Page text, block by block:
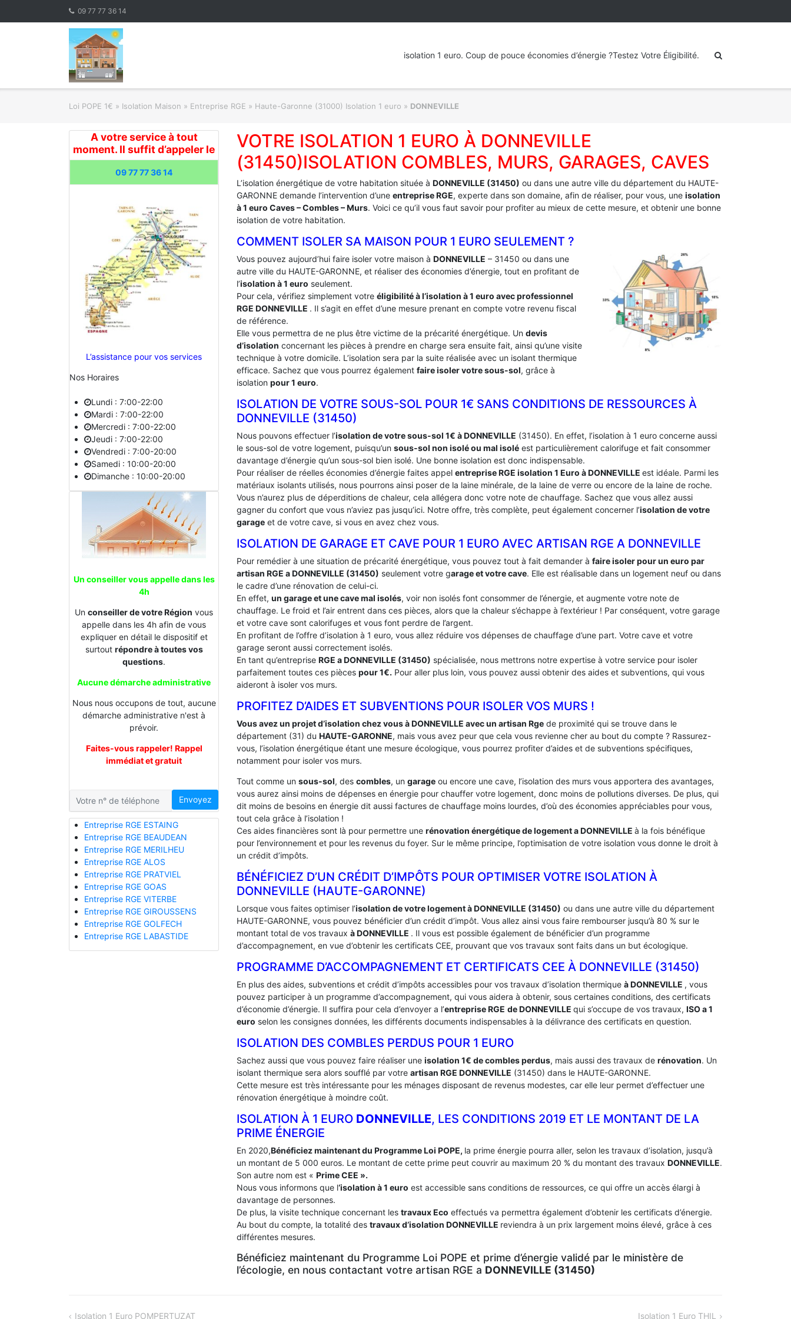
09 77 77 36 14
isolation 1 euro. Coup de pouce économies d’énergie ?Testez Votre Éligibilité.
Loi POPE 1€ » Isolation Maison » Entreprise RGE » Haute-Garonne (31000) Isolation 1 euro » DONNEVILLE
A votre service à tout
moment. Il suffit d’appeler le
09 77 77 36 14
L’assistance pour vos services
Nos Horaires
Lundi : 7:00-22:00
Mardi : 7:00-22:00
Mercredi : 7:00-22:00
Jeudi : 7:00-22:00
Vendredi : 7:00-20:00
Samedi : 10:00-20:00
Dimanche : 10:00-20:00
Un conseiller vous appelle dans les
4h
Un conseiller de votre Région vous
appelle dans les 4h afin de vous
expliquer en détail le dispositif et
surtout répondre à toutes vos
questions.
Aucune démarche administrative
Nous nous occupons de tout, aucune
démarche administrative n'est à
prévoir.
Faites-vous rappeler! Rappel
immédiat et gratuit
Envoyez
Entreprise RGE ESTAING
Entreprise RGE BEAUDEAN
Entreprise RGE MERILHEU
Entreprise RGE ALOS
Entreprise RGE PRATVIEL
Entreprise RGE GOAS
Entreprise RGE VITERBE
Entreprise RGE GIROUSSENS
Entreprise RGE GOLFECH
Entreprise RGE LABASTIDE
VOTRE ISOLATION 1 EURO À DONNEVILLE
(31450)ISOLATION COMBLES, MURS, GARAGES, CAVES
L’isolation énergétique de votre habitation située à DONNEVILLE (31450) ou dans une autre ville du département du HAUTE-
GARONNE demande l’intervention d’une entreprise RGE, experte dans son domaine, afin de réaliser, pour vous, une isolation
à 1 euro Caves – Combles – Murs. Voici ce qu’il vous faut savoir pour profiter au mieux de cette mesure, et obtenir une bonne
isolation de votre habitation.
COMMENT ISOLER SA MAISON POUR 1 EURO SEULEMENT ?
Vous pouvez aujourd’hui faire isoler votre maison à DONNEVILLE – 31450 ou dans une
autre ville du HAUTE-GARONNE, et réaliser des économies d’énergie, tout en profitant de
l’isolation à 1 euro seulement.
Pour cela, vérifiez simplement votre éligibilité à l’isolation à 1 euro avec professionnel
RGE DONNEVILLE . Il s’agit en effet d’une mesure prenant en compte votre revenu fiscal
de référence.
Elle vous permettra de ne plus être victime de la précarité énergétique. Un devis
d’isolation concernant les pièces à prendre en charge sera ensuite fait, ainsi qu’une visite
technique à votre domicile. L’isolation sera par la suite réalisée avec un isolant thermique
efficace. Sachez que vous pourrez également faire isoler votre sous-sol, grâce à
isolation pour 1 euro.
ISOLATION DE VOTRE SOUS-SOL POUR 1€ SANS CONDITIONS DE RESSOURCES À
‎DONNEVILLE (31450)
Nous pouvons effectuer l’isolation de votre sous-sol 1€ à DONNEVILLE (31450). En effet, l’isolation à 1 euro concerne aussi
le sous-sol de votre logement, puisqu’un sous-sol non isolé ou mal isolé est particulièrement calorifuge et fait consommer
davantage d’énergie qu’un sous-sol bien isolé. Une bonne isolation est donc indispensable.
Pour réaliser de réelles économies d’énergie faites appel entreprise RGE isolation 1 Euro à DONNEVILLE est idéale. Parmi les
matériaux isolants utilisés, nous pourrons ainsi poser de la laine minérale, de la laine de verre ou encore de la laine de roche.
Vous n’aurez plus de déperditions de chaleur, cela allégera donc votre note de chauffage. Sachez que vous allez aussi
gagner du confort que vous n’aviez pas jusqu’ici. Notre offre, très complète, peut également concerner l’isolation de votre
garage et de votre cave, si vous en avez chez vous.
ISOLATION DE GARAGE ET CAVE POUR 1 EURO AVEC ARTISAN RGE A DONNEVILLE
Pour remédier à une situation de précarité énergétique, vous pouvez tout à fait demander à faire isoler pour un euro par
artisan RGE a DONNEVILLE (31450) seulement votre garage et votre cave. Elle est réalisable dans un logement neuf ou dans
le cadre d’une rénovation de celui-ci.
En effet, un garage et une cave mal isolés, voir non isolés font consommer de l’énergie, et augmente votre note de
chauffage. Le froid et l’air entrent dans ces pièces, alors que la chaleur s’échappe à l’extérieur ! Par conséquent, votre garage
et votre cave sont calorifuges et vous font perdre de l’argent.
En profitant de l’offre d’isolation à 1 euro, vous allez réduire vos dépenses de chauffage d’une part. Votre cave et votre
garage seront aussi correctement isolés.
En tant qu’entreprise RGE a DONNEVILLE (31450) spécialisée, nous mettrons notre expertise à votre service pour isoler
parfaitement toutes ces pièces pour 1€. Pour aller plus loin, vous pouvez aussi obtenir des aides et subventions, qui vous
aideront à isoler vos murs.
PROFITEZ D’AIDES ET SUBVENTIONS POUR ISOLER VOS MURS !
Vous avez un projet d’isolation chez vous à DONNEVILLE avec un artisan Rge de proximité qui se trouve dans le
département (31) du HAUTE-GARONNE, mais vous avez peur que cela vous revienne cher au bout du compte ? Rassurez-
vous, l’isolation énergétique étant une mesure écologique, vous pourrez profiter d’aides et de subventions spécifiques,
notamment pour isoler vos murs.
Tout comme un sous-sol, des combles, un garage ou encore une cave, l’isolation des murs vous apportera des avantages,
vous aurez ainsi moins de dépenses en énergie pour chauffer votre logement, donc moins de pollutions diverses. De plus, qui
dit moins de besoins en énergie dit aussi factures de chauffage moins lourdes, d’où des économies appréciables pour vous,
tout cela grâce à l’isolation !
Ces aides financières sont là pour permettre une rénovation énergétique de logement aDONNEVILLE à la fois bénéfique
pour l’environnement et pour les revenus du foyer. Sur le même principe, l’optimisation de votre isolation vous donne le droit à
un crédit d’impôts.
BÉNÉFICIEZ D’UN CRÉDIT D’IMPÔTS POUR OPTIMISER VOTRE ISOLATION À
‎DONNEVILLE (HAUTE-GARONNE)
Lorsque vous faites optimiser l’isolation de votre logement à DONNEVILLE (31450) ou dans une autre ville du département
HAUTE-GARONNE, vous pouvez bénéficier d’un crédit d’impôt. Vous allez ainsi vous faire rembourser jusqu’à 80 % sur le
montant total de vos travaux à DONNEVILLE . Il vous est possible également de bénéficier d’un programme
d’accompagnement, en vue d’obtenir les certificats CEE, prouvant que vos travaux sont faits dans un but écologique.
PROGRAMME D’ACCOMPAGNEMENT ET CERTIFICATS CEE À ‎DONNEVILLE (31450)
En plus des aides, subventions et crédit d’impôts accessibles pour vos travaux d’isolation thermique à DONNEVILLE , vous
pouvez participer à un programme d’accompagnement, qui vous aidera à obtenir, sous certaines conditions, des certificats
d’économie d’énergie. Il suffira pour cela d’envoyer a l’entreprise RGE de DONNEVILLE qui s’occupe de vos travaux, ISO a 1
euro selon les consignes données, les différents documents indispensables à la délivrance des certificats en question.
ISOLATION DES COMBLES PERDUS POUR 1 EURO
Sachez aussi que vous pouvez faire réaliser une isolation 1€ de combles perdus, mais aussi des travaux de rénovation. Un
isolant thermique sera alors soufflé par votre artisan RGE DONNEVILLE (31450) dans le HAUTE-GARONNE.
Cette mesure est très intéressante pour les ménages disposant de revenus modestes, car elle leur permet d’effectuer une
rénovation énergétique à moindre coût.
ISOLATION À 1 EURO DONNEVILLE, LES CONDITIONS 2019 ET LE MONTANT DE LA
PRIME ÉNERGIE
En 2020,Bénéficiez maintenant du Programme Loi POPE, la prime énergie pourra aller, selon les travaux d’isolation, jusqu’à
un montant de 5 000 euros. Le montant de cette prime peut couvrir au maximum 20 % du montant des travaux DONNEVILLE.
Son autre nom est « Prime CEE ».
Nous vous informons que l‘isolation à 1 euro est accessible sans conditions de ressources, ce qui offre un accès élargi à
davantage de personnes.
De plus, la visite technique concernant les travaux Eco effectués va permettra également d’obtenir les certificats d’énergie.
Au bout du compte, la totalité des travaux d’isolation DONNEVILLE reviendra à un prix largement moins élevé, grâce à ces
différentes mesures.
Bénéficiez maintenant du Programme Loi POPE et prime d’énergie validé par le ministère de
l’écologie, en nous contactant votre artisan RGE a DONNEVILLE (31450)
Isolation 1 Euro POMPERTUZAT Isolation 1 Euro THIL